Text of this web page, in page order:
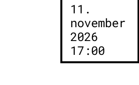
11.
november
2026
17:00